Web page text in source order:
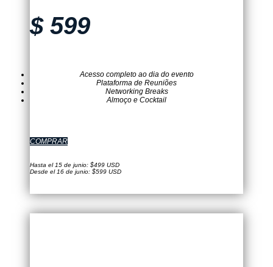
$ 599
Acesso completo ao dia do evento
Plataforma de Reuniões
Networking Breaks
Almoço e Cocktail
COMPRAR
Hasta el 15 de junio: $499 USD
Desde el 16 de junio: $599 USD